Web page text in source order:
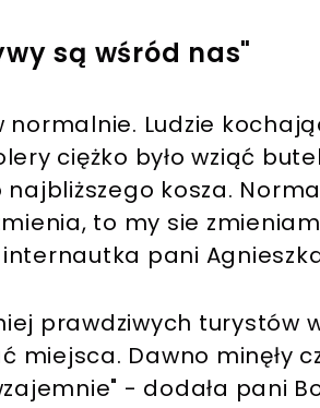
są wśród nas"
normalnie. Ludzie
ciężko było wziąć
najbliższego kosza.
to my sie
pani
prawdziwych turystów
miejsca. Dawno minęły
- dodała pani